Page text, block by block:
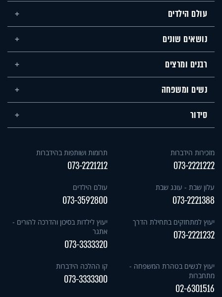
עולם הילדים
נושאים שונים
רבנים ומרצים
נשים ומשפחה
סידור
מזכירות הידברות
073-2221222
תרומות ושותפות בהידברות
073-2221212
עלון שבת - עונג שבת
073-2221388
עולם הילדים
073-3592800
יעוץ למתחזקים בתחילת הדרך
073-2221232
יעוץ לילדות בסיכון והדרכה להורים -
אתגר
073-3333320
יעוץ לנשים בטהרת המשפחה -
מתחברות
02-6301516
קו ההלכה הידברות
073-3333300